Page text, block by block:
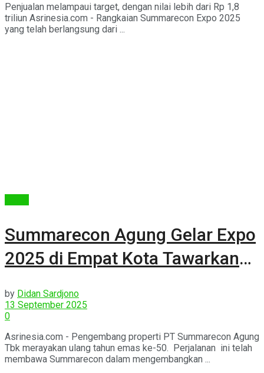
Penjualan melampaui target, dengan nilai lebih dari Rp 1,8
triliun Asrinesia.com - Rangkaian Summarecon Expo 2025
yang telah berlangsung dari ...
Summarecon Agung Gelar Expo
2025 di Empat Kota Tawarkan
by Didan Sardjono
13 September 2025
0
Asrinesia.com - Pengembang properti PT Summarecon Agung
Tbk merayakan ulang tahun emas ke-50. Perjalanan ini telah
membawa Summarecon dalam mengembangkan ...